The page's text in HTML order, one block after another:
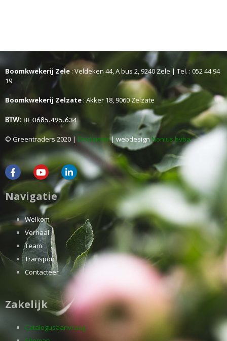
Boomkwekerij Zele: Veldeken 44, A bus 2, 9240 Zele | Tel. : 052 44 94
19
Boomkwekerij Zelzate : Akker 18, 9060 Zelzate
BTW: BE 0685.495.634
© Greentraders 2020 | Disclaimer| webdesignNonius bvba
Navigatie
Welkom
Verhaal
Team
Transport
Contacteer
Zakelijk
Catalogusaanvraag